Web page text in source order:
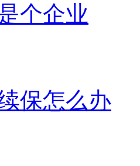
个企业
保怎么办